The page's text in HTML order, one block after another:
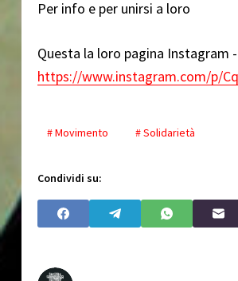
Per info e per unirsi a loro
Questa la loro pagina Instagram
https://www.instagram.com/p/
# Movimento # Solidarietà
Condividi su: